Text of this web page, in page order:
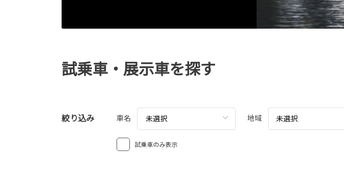
試乗車・展示車を探す
絞り込み 車名 未選択 地域 未選択
試乗車のみ表示